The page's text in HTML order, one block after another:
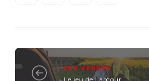
LES VERSÉS
Le jeu de l'amour